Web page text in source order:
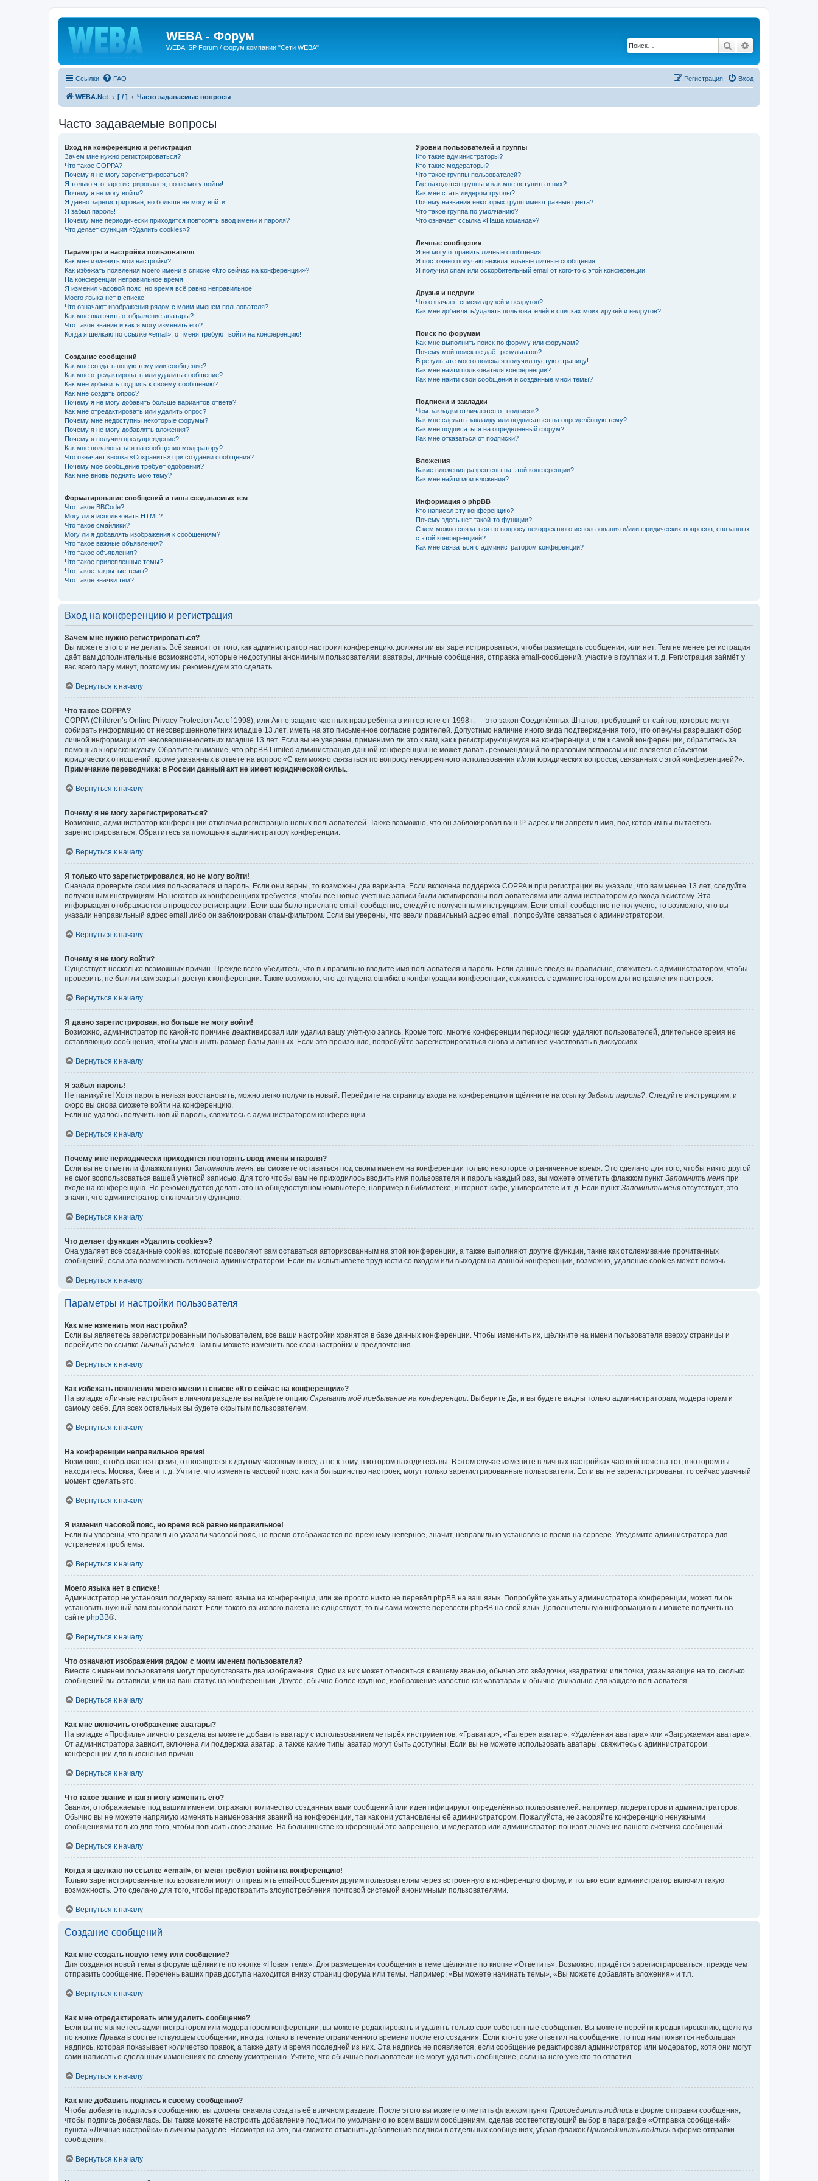
WEBA - Форум
WEBA ISP Forum / форум компании "Сети WEBA" Поиск
Ссылки FAQ Вход
Регистрация
WEBA.Net [ / ] Часто задаваемые вопросы
Часто задаваемые вопросы
Вход на конференцию и регистрация
Зачем мне нужно регистрироваться?
Что такое COPPA?
Почему я не могу зарегистрироваться?
Я только что зарегистрировался, но не могу войти!
Почему я не могу войти?
Я давно зарегистрирован, но больше не могу войти!
Я забыл пароль!
Почему мне периодически приходится повторять ввод имени и пароля?
Что делает функция «Удалить cookies»?
Параметры и настройки пользователя
Как мне изменить мои настройки?
Как избежать появления моего имени в списке «Кто сейчас на конференции»?
На конференции неправильное время!
Я изменил часовой пояс, но время всё равно неправильное!
Моего языка нет в списке!
Что означают изображения рядом с моим именем пользователя?
Как мне включить отображение аватары?
Что такое звание и как я могу изменить его?
Когда я щёлкаю по ссылке «email», от меня требуют войти на конференцию!
Создание сообщений
Как мне создать новую тему или сообщение?
Как мне отредактировать или удалить сообщение?
Как мне добавить подпись к своему сообщению?
Как мне создать опрос?
Почему я не могу добавить больше вариантов ответа?
Как мне отредактировать или удалить опрос?
Почему мне недоступны некоторые форумы?
Почему я не могу добавлять вложения?
Почему я получил предупреждение?
Как мне пожаловаться на сообщения модератору?
Что означает кнопка «Сохранить» при создании сообщения?
Почему моё сообщение требует одобрения?
Как мне вновь поднять мою тему?
Форматирование сообщений и типы создаваемых тем
Что такое BBCode?
Могу ли я использовать HTML?
Что такое смайлики?
Могу ли я добавлять изображения к сообщениям?
Что такое важные объявления?
Что такое объявления?
Что такое прилепленные темы?
Что такое закрытые темы?
Что такое значки тем?
Уровни пользователей и группы
Кто такие администраторы?
Кто такие модераторы?
Что такое группы пользователей?
Где находятся группы и как мне вступить в них?
Как мне стать лидером группы?
Почему названия некоторых групп имеют разные цвета?
Что такое группа по умолчанию?
Что означает ссылка «Наша команда»?
Личные сообщения
Я не могу отправить личные сообщения!
Я постоянно получаю нежелательные личные сообщения!
Я получил спам или оскорбительный email от кого-то с этой конференции!
Друзья и недруги
Что означают списки друзей и недругов?
Как мне добавлять/удалять пользователей в списках моих друзей и недругов?
Поиск по форумам
Как мне выполнить поиск по форуму или форумам?
Почему мой поиск не даёт результатов?
В результате моего поиска я получил пустую страницу!
Как мне найти пользователя конференции?
Как мне найти свои сообщения и созданные мной темы?
Подписки и закладки
Чем закладки отличаются от подписок?
Как мне сделать закладку или подписаться на определённую тему?
Как мне подписаться на определённый форум?
Как мне отказаться от подписки?
Вложения
Какие вложения разрешены на этой конференции?
Как мне найти мои вложения?
Информация о phpBB
Кто написал эту конференцию?
Почему здесь нет такой-то функции?
С кем можно связаться по вопросу некорректного использования и/или юридических вопросов, связанных
с этой конференцией?
Как мне связаться с администратором конференции?
Вход на конференцию и регистрация
Зачем мне нужно регистрироваться?
Вы можете этого и не делать. Всё зависит от того, как администратор настроил конференцию: должны ли вы зарегистрироваться, чтобы размещать сообщения, или нет. Тем не менее регистрация
даёт вам дополнительные возможности, которые недоступны анонимным пользователям: аватары, личные сообщения, отправка email-сообщений, участие в группах и т. д. Регистрация займёт у
вас всего пару минут, поэтому мы рекомендуем это сделать.
Вернуться к началу
Что такое COPPA?
COPPA (Children’s Online Privacy Protection Act of 1998), или Акт о защите частных прав ребёнка в интернете от 1998 г. — это закон Соединённых Штатов, требующий от сайтов, которые могут
собирать информацию от несовершеннолетних младше 13 лет, иметь на это письменное согласие родителей. Допустимо наличие иного вида подтверждения того, что опекуны разрешают сбор
личной информации от несовершеннолетних младше 13 лет. Если вы не уверены, применимо ли это к вам, как к регистрирующемуся на конференции, или к самой конференции, обратитесь за
помощью к юрисконсульту. Обратите внимание, что phpBB Limited администрация данной конференции не может давать рекомендаций по правовым вопросам и не является объектом
юридических отношений, кроме указанных в ответе на вопрос «С кем можно связаться по вопросу некорректного использования и/или юридических вопросов, связанных с этой конференцией?».
Примечание переводчика: в России данный акт не имеет юридической силы.
Вернуться к началу
Почему я не могу зарегистрироваться?
Возможно, администратор конференции отключил регистрацию новых пользователей. Также возможно, что он заблокировал ваш IP-адрес или запретил имя, под которым вы пытаетесь
зарегистрироваться. Обратитесь за помощью к администратору конференции.
Вернуться к началу
Я только что зарегистрировался, но не могу войти!
Сначала проверьте свои имя пользователя и пароль. Если они верны, то возможны два варианта. Если включена поддержка COPPA и при регистрации вы указали, что вам менее 13 лет, следуйте
полученным инструкциям. На некоторых конференциях требуется, чтобы все новые учётные записи были активированы пользователями или администратором до входа в систему. Эта
информация отображается в процессе регистрации. Если вам было прислано email-сообщение, следуйте полученным инструкциям. Если email-сообщение не получено, то возможно, что вы
указали неправильный адрес email либо он заблокирован спам-фильтром. Если вы уверены, что ввели правильный адрес email, попробуйте связаться с администратором.
Вернуться к началу
Почему я не могу войти?
Существует несколько возможных причин. Прежде всего убедитесь, что вы правильно вводите имя пользователя и пароль. Если данные введены правильно, свяжитесь с администратором, чтобы
проверить, не был ли вам закрыт доступ к конференции. Также возможно, что допущена ошибка в конфигурации конференции, свяжитесь с администратором для исправления настроек.
Вернуться к началу
Я давно зарегистрирован, но больше не могу войти!
Возможно, администратор по какой-то причине деактивировал или удалил вашу учётную запись. Кроме того, многие конференции периодически удаляют пользователей, длительное время не
оставляющих сообщения, чтобы уменьшить размер базы данных. Если это произошло, попробуйте зарегистрироваться снова и активнее участвовать в дискуссиях.
Вернуться к началу
Я забыл пароль!
Не паникуйте! Хотя пароль нельзя восстановить, можно легко получить новый. Перейдите на страницу входа на конференцию и щёлкните на ссылку Забыли пароль? . Следуйте инструкциям, и
скоро вы снова сможете войти на конференцию.
Если не удалось получить новый пароль, свяжитесь с администратором конференции.
Вернуться к началу
Почему мне периодически приходится повторять ввод имени и пароля?
Если вы не отметили флажком пункт Запомнить меня , вы сможете оставаться под своим именем на конференции только некоторое ограниченное время. Это сделано для того, чтобы никто другой
не смог воспользоваться вашей учётной записью. Для того чтобы вам не приходилось вводить имя пользователя и пароль каждый раз, вы можете отметить флажком пункт Запомнить меня при
входе на конференцию. Не рекомендуется делать это на общедоступном компьютере, например в библиотеке, интернет-кафе, университете и т. д. Если пункт Запомнить меня отсутствует, это
значит, что администратор отключил эту функцию.
Вернуться к началу
Что делает функция «Удалить cookies»?
Она удаляет все созданные cookies, которые позволяют вам оставаться авторизованным на этой конференции, а также выполняют другие функции, такие как отслеживание прочитанных
сообщений, если эта возможность включена администратором. Если вы испытываете трудности со входом или выходом на данной конференции, возможно, удаление cookies может помочь.
Вернуться к началу
Параметры и настройки пользователя
Как мне изменить мои настройки?
Если вы являетесь зарегистрированным пользователем, все ваши настройки хранятся в базе данных конференции. Чтобы изменить их, щёлкните на имени пользователя вверху страницы и
перейдите по ссылке Личный раздел . Там вы можете изменить все свои настройки и предпочтения.
Вернуться к началу
Как избежать появления моего имени в списке «Кто сейчас на конференции»?
На вкладке «Личные настройки» в личном разделе вы найдёте опцию Скрывать моё пребывание на конференции . Выберите Да , и вы будете видны только администраторам, модераторам и
самому себе. Для всех остальных вы будете скрытым пользователем.
Вернуться к началу
На конференции неправильное время!
Возможно, отображается время, относящееся к другому часовому поясу, а не к тому, в котором находитесь вы. В этом случае измените в личных настройках часовой пояс на тот, в котором вы
находитесь: Москва, Киев и т. д. Учтите, что изменять часовой пояс, как и большинство настроек, могут только зарегистрированные пользователи. Если вы не зарегистрированы, то сейчас удачный
момент сделать это.
Вернуться к началу
Я изменил часовой пояс, но время всё равно неправильное!
Если вы уверены, что правильно указали часовой пояс, но время отображается по-прежнему неверное, значит, неправильно установлено время на сервере. Уведомите администратора для
устранения проблемы.
Вернуться к началу
Моего языка нет в списке!
Администратор не установил поддержку вашего языка на конференции, или же просто никто не перевёл phpBB на ваш язык. Попробуйте узнать у администратора конференции, может ли он
установить нужный вам языковой пакет. Если такого языкового пакета не существует, то вы сами можете перевести phpBB на свой язык. Дополнительную информацию вы можете получить на
сайте phpBB®.
Вернуться к началу
Что означают изображения рядом с моим именем пользователя?
Вместе с именем пользователя могут присутствовать два изображения. Одно из них может относиться к вашему званию, обычно это звёздочки, квадратики или точки, указывающие на то, сколько
сообщений вы оставили, или на ваш статус на конференции. Другое, обычно более крупное, изображение известно как «аватара» и обычно уникально для каждого пользователя.
Вернуться к началу
Как мне включить отображение аватары?
На вкладке «Профиль» личного раздела вы можете добавить аватару с использованием четырёх инструментов: «Граватар», «Галерея аватар», «Удалённая аватара» или «Загружаемая аватара».
От администратора зависит, включена ли поддержка аватар, а также какие типы аватар могут быть доступны. Если вы не можете использовать аватары, свяжитесь с администратором
конференции для выяснения причин.
Вернуться к началу
Что такое звание и как я могу изменить его?
Звания, отображаемые под вашим именем, отражают количество созданных вами сообщений или идентифицируют определённых пользователей: например, модераторов и администраторов.
Обычно вы не можете напрямую изменять наименования званий на конференции, так как они установлены её администратором. Пожалуйста, не засоряйте конференцию ненужными
сообщениями только для того, чтобы повысить своё звание. На большинстве конференций это запрещено, и модератор или администратор понизят значение вашего счётчика сообщений.
Вернуться к началу
Когда я щёлкаю по ссылке «email», от меня требуют войти на конференцию!
Только зарегистрированные пользователи могут отправлять email-сообщения другим пользователям через встроенную в конференцию форму, и только если администратор включил такую
возможность. Это сделано для того, чтобы предотвратить злоупотребления почтовой системой анонимными пользователями.
Вернуться к началу
Создание сообщений
Как мне создать новую тему или сообщение?
Для создания новой темы в форуме щёлкните по кнопке «Новая тема». Для размещения сообщения в теме щёлкните по кнопке «Ответить». Возможно, придётся зарегистрироваться, прежде чем
отправить сообщение. Перечень ваших прав доступа находится внизу страниц форума или темы. Например: «Вы можете начинать темы», «Вы можете добавлять вложения» и т.п.
Вернуться к началу
Как мне отредактировать или удалить сообщение?
Если вы не являетесь администратором или модератором конференции, вы можете редактировать и удалять только свои собственные сообщения. Вы можете перейти к редактированию, щёлкнув
по кнопке Правка в соответствующем сообщении, иногда только в течение ограниченного времени после его создания. Если кто-то уже ответил на сообщение, то под ним появится небольшая
надпись, которая показывает количество правок, а также дату и время последней из них. Эта надпись не появляется, если сообщение редактировал администратор или модератор, хотя они могут
сами написать о сделанных изменениях по своему усмотрению. Учтите, что обычные пользователи не могут удалить сообщение, если на него уже кто-то ответил.
Вернуться к началу
Как мне добавить подпись к своему сообщению?
Чтобы добавить подпись к сообщению, вы должны сначала создать её в личном разделе. После этого вы можете отметить флажком пункт Присоединить подпись в форме отправки сообщения,
чтобы подпись добавилась. Вы также можете настроить добавление подписи по умолчанию ко всем вашим сообщениям, сделав соответствующий выбор в параграфе «Отправка сообщений»
пункта «Личные настройки» в личном разделе. Несмотря на это, вы сможете отменить добавление подписи в отдельных сообщениях, убрав флажок Присоединить подпись в форме отправки
сообщения.
Вернуться к началу